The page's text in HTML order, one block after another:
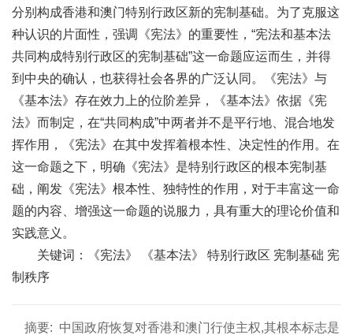
分别构成香港和澳门特别行政区新的宪制基础。为了克服这
种认识的片面性，强调《宪法》的重要性，“宪法和基本法
共同构成特别行政区的宪制基础”这一命题应运而生，并得
到中央的确认，也获得社会各界的广泛认同。《宪法》与
《基本法》存在效力上的位阶差异，《基本法》依据《宪
法》而制定，在“共同构成”中两者并不是平行地、混合地发
挥作用，《宪法》在其中发挥着根本性、决定性的作用。在
这一命题之下，明确《宪法》是特别行政区的根本宪制基
础，阐发《宪法》根本性、独特性的作用，对于丰富这一命
题的内容、增强这一命题的说服力，具有重大的理论价值和
实践意义。
关键词：《宪法》 《基本法》 特别行政区 宪制基础 宪
制秩序
摘要: 中国政府恢复对香港和澳门行使主权,其根本标志是